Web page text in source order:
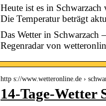
Heute ist es in
Die Temperatur beträgt
Das Wetter in Schwarzach
Regenradar von
http s://www.wetteronline.de ›
14-Tage-Wetter